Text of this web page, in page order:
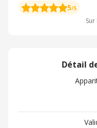
5/5
Détail